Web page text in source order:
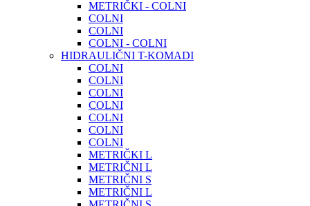
METRIČKI - COLNI
COLNI
COLNI
COLNI - COLNI
HIDRAULIČNI T-KOMADI
COLNI
COLNI
COLNI
COLNI
COLNI
COLNI
COLNI
METRIČKI L
METRIČNI L
METRIČNI S
METRIČNI L